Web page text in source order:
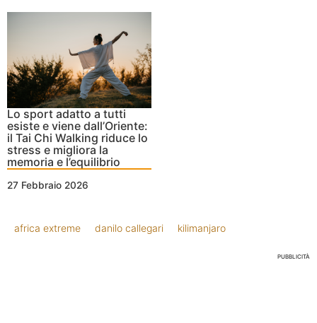
Lo sport adatto a tutti
esiste e viene dall’Oriente:
il Tai Chi Walking riduce lo
stress e migliora la
memoria e l’equilibrio
27 Febbraio 2026
africa extreme danilo callegari kilimanjaro
PUBBLICITÀ